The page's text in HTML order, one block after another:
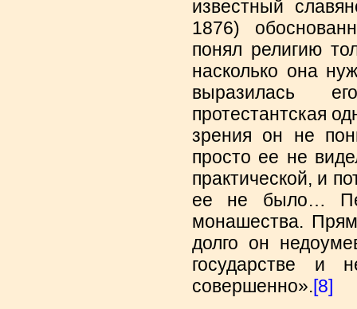
известный
1876)
понял религию
насколько она
выразилась
протестантская
зрения он не
просто ее не
практической, и
ее не было…
монашества.
долго он
государстве и
совершенно».[8]